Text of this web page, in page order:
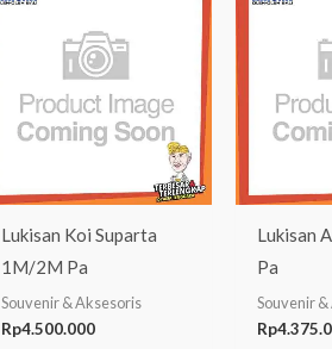
Lukisan Koi Suparta
1M/2M Pa
Souvenir & Aksesoris
Rp4.500.000
Lukisan
Pa
Souvenir
Rp